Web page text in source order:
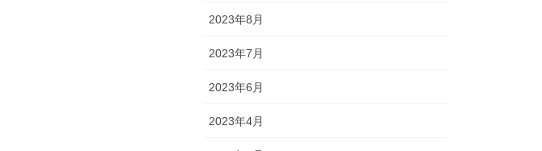
2023年8月
2023年7月
2023年6月
2023年4月